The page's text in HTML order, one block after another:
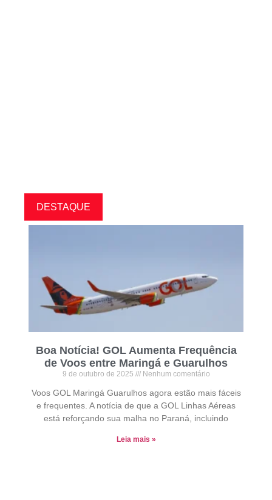
DESTAQUE
Boa Notícia! GOL Aumenta Frequência
de Voos entre Maringá e Guarulhos
9 de outubro de 2025 Nenhum comentário
Voos GOL Maringá Guarulhos agora estão mais fáceis
e frequentes. A notícia de que a GOL Linhas Aéreas
está reforçando sua malha no Paraná, incluindo
Leia mais »